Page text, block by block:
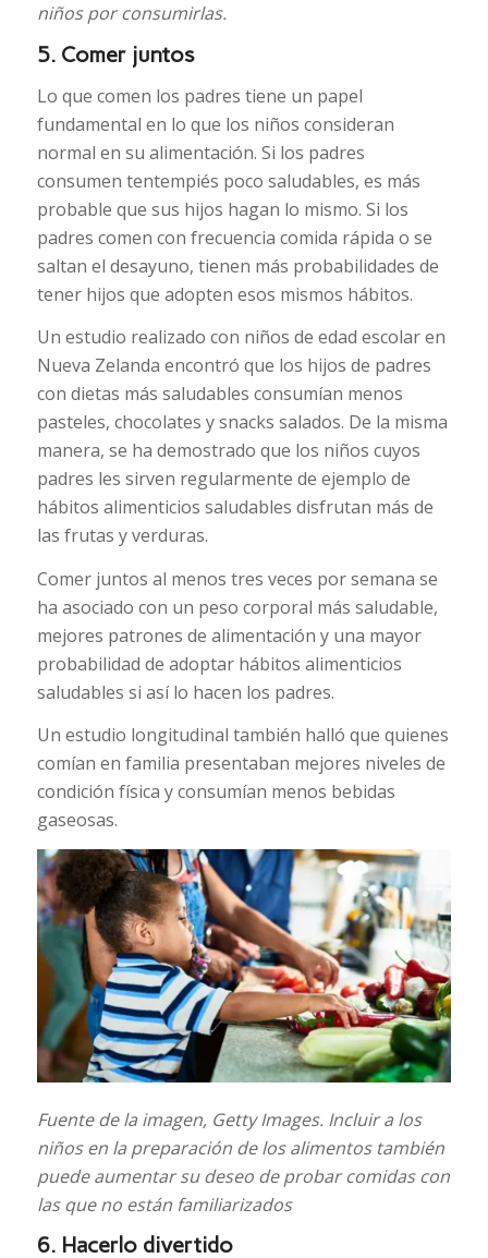
niños por consumirlas.
5. Comer juntos
Lo que comen los padres tiene un papel
fundamental en lo que los niños consideran
normal en su alimentación. Si los padres
consumen tentempiés poco saludables, es más
probable que sus hijos hagan lo mismo. Si los
padres comen con frecuencia comida rápida o se
saltan el desayuno, tienen más probabilidades de
tener hijos que adopten esos mismos hábitos.
Un estudio realizado con niños de edad escolar en
Nueva Zelanda encontró que los hijos de padres
con dietas más saludables consumían menos
pasteles, chocolates ysnacks salados. De la misma
manera, se ha demostrado que los niños cuyos
padres les sirven regularmente de ejemplo de
hábitos alimenticios saludables disfrutan más de
las frutas y verduras.
Comer juntos al menos tres veces por semana se
ha asociado con un peso corporal más saludable,
mejores patrones de alimentación y una mayor
probabilidad de adoptar hábitos alimenticios
saludables si así lo hacen los padres.
Un estudio longitudinal también halló que quienes
comían en familia presentaban mejores niveles de
condición física y consumían menos bebidas
gaseosas.
Fuente de la imagen, Getty Images. Incluir a los
niños en la preparación de los alimentos también
puede aumentar su deseo de probar comidas con
las que no están familiarizados
6. Hacerlo divertido